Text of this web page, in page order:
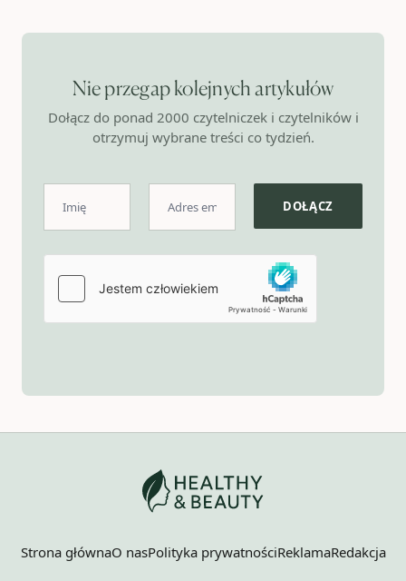
Nie przegap kolejnych artykułów
Dołącz do ponad 2000 czytelniczek i czytelników i
otrzymuj wybrane treści co tydzień.
Strona głównaO nasPolityka prywatnościReklamaRedakcja